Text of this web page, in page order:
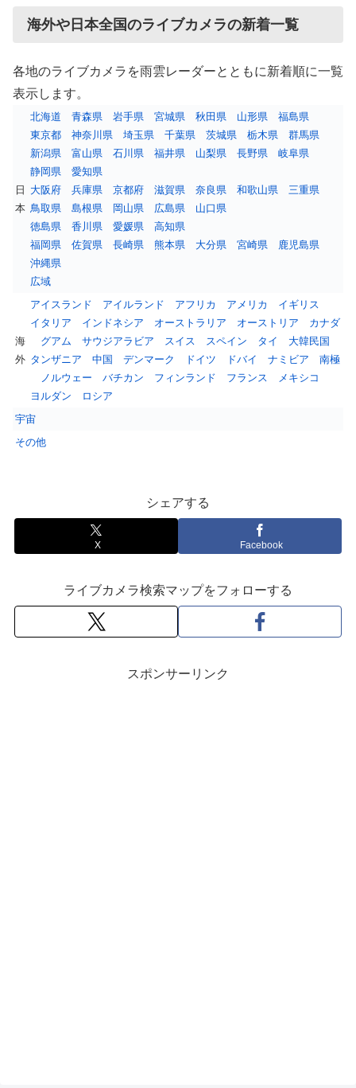
海外や日本全国のライブカメラの新着一覧
各地のライブカメラを雨雲レーダーとともに新着順に一覧
表示します。
日
本
北海道 青森県 岩手県 宮城県 秋田県 山形県
福島県
東京都
神奈川県 埼玉県 千葉県 茨城県 栃木県
群馬県
新潟県
富山県 石川県 福井県 山梨県 長野県
岐阜県
静岡県
愛知県
大阪府
兵庫県 京都府 滋賀県 奈良県 和歌山県
三重県
鳥取県
島根県 岡山県 広島県
山口県
徳島県
香川県 愛媛県
高知県
福岡県
佐賀県 長崎県 熊本県 大分県 宮崎県
鹿児島県
沖縄県
広域
海
外
アイスランド アイルランド アフリカ アメリカ
イギリス
イタリア
インドネシア オーストラリア オーストリア
カナダ
グアム
サウジアラビア スイス スペイン タイ
大韓民国
タンザニア
中国 デンマーク ドイツ ドバイ ナミビア
南極
ノルウェー
バチカン フィンランド フランス
メキシコ
ヨルダン
ロシア
宇宙
その他
シェアする
X Facebook
ライブカメラ検索マップをフォローする
スポンサーリンク